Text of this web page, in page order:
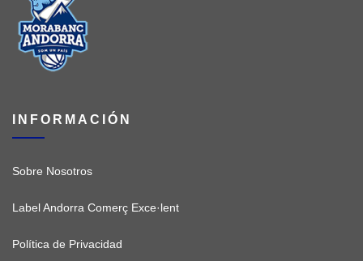
INFORMACIÓN
Sobre Nosotros
Label Andorra Comerç Exce·lent
Política de Privacidad